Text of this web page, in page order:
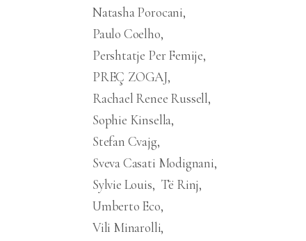
Natasha Porocani
Paulo Coelho
Pershtatje Per Femije
PREÇ ZOGAJ
Rachael Renee Russell
Sophie Kinsella
Stefan Cvajg
Sveva Casati Modignani
Sylvie Louis
Të Rinj
Umberto Eco
Vili Minarolli